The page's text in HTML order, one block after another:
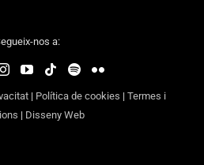
nos a:
| Política de cookies | Termes i
| Disseny Web